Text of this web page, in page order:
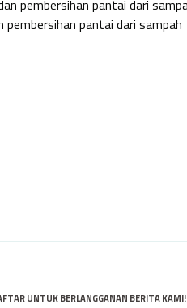
pembersihan pantai dari sampah
UNTUK BERLANGGANAN BERITA KAMI!